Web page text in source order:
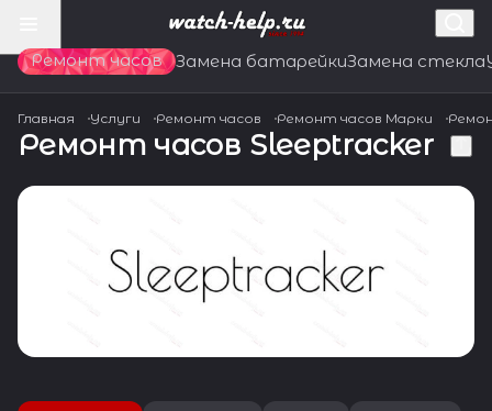
Ремонт часов Замена батарейкиЗамена стекла
Главная Услуги Ремонт часов Ремонт часов Марки
Ремонт часов Sleeptracker